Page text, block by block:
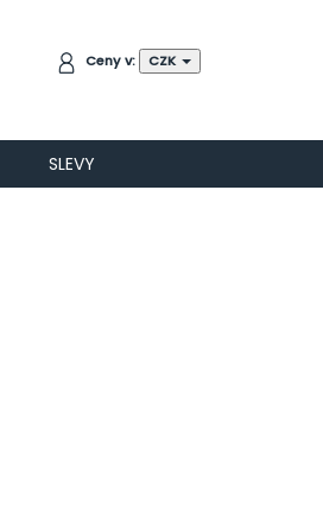
NÁKUPNÍCeny v: CZK
SLEVY